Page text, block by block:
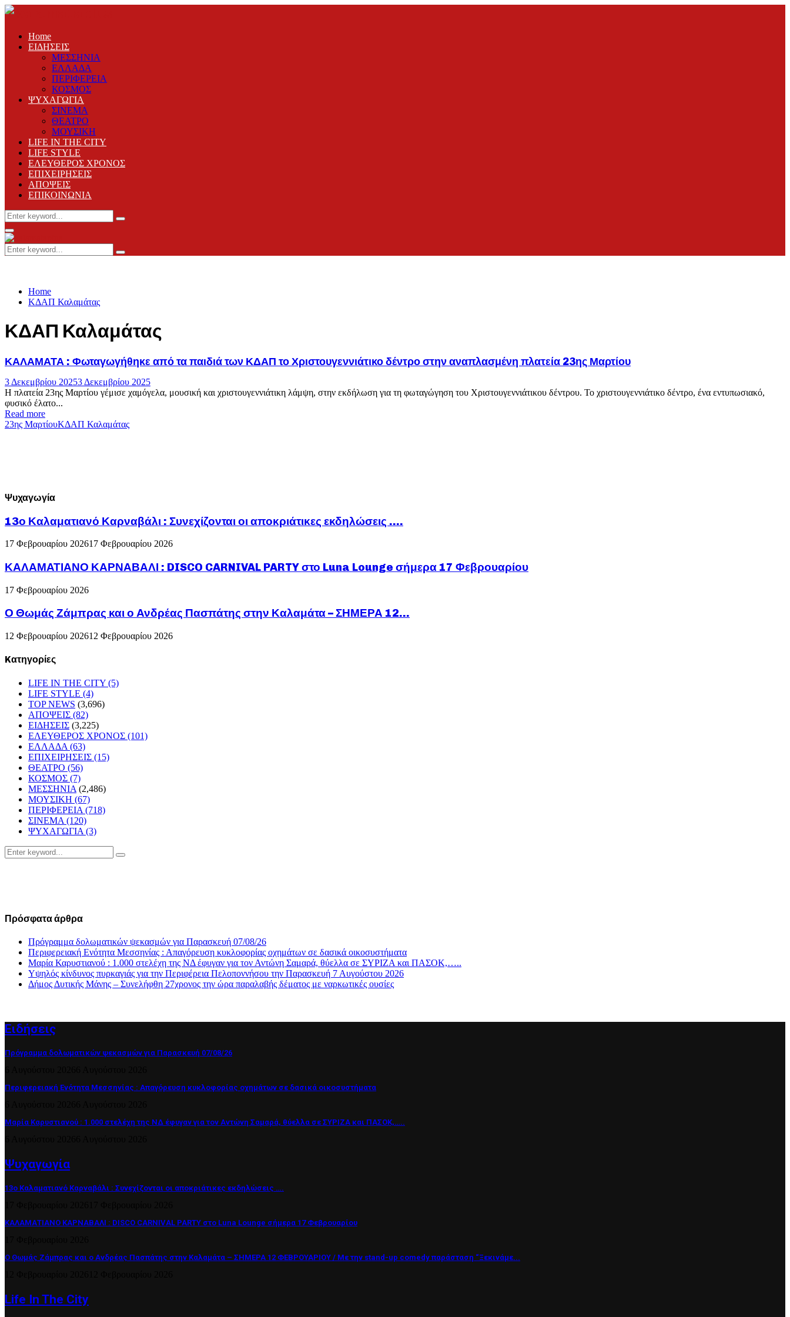
Home
ΕΙΔΗΣΕΙΣ
ΜΕΣΣΗΝΙΑ
ΕΛΛΑΔΑ
ΠΕΡΙΦΕΡΕΙΑ
ΚΟΣΜΟΣ
ΨΥΧΑΓΩΓΙΑ
ΣΙΝΕΜΑ
ΘΕΑΤΡΟ
ΜΟΥΣΙΚΗ
LIFE IN THE CITY
LIFE STYLE
ΕΛΕΥΘΕΡΟΣ ΧΡΟΝΟΣ
ΕΠΙΧΕΙΡΗΣΕΙΣ
ΑΠΟΨΕΙΣ
ΕΠΙΚΟΙΝΩΝΙΑ
Search
for:
Search
Primary
Menu
Search
for:
Search
Home
ΚΔΑΠ Καλαμάτας
ΚΔΑΠ Καλαμάτας
ΚΑΛΑΜΑΤΑ : Φωταγωγήθηκε από τα παιδιά των ΚΔΑΠ το Χριστουγεννιάτικο δέντρο στην αναπλασμένη πλατεία 23ης Μαρτίου
3 Δεκεμβρίου 20253 Δεκεμβρίου 2025
Η πλατεία 23ης Μαρτίου γέμισε χαμόγελα, μουσική και χριστουγεννιάτικη λάμψη, στην εκδήλωση για τη φωταγώγηση του Χριστουγεννιάτικου δέντρου. Το χριστουγεννιάτικο δέντρο, ένα εντυπωσιακό,
φυσικό έλατο...
Read more
23ης ΜαρτίουΚΔΑΠ Καλαμάτας
Ψυχαγωγία
13ο Καλαματιανό Καρναβάλι : Συνεχίζονται οι αποκριάτικες εκδηλώσεις ….
17 Φεβρουαρίου 202617 Φεβρουαρίου 2026
ΚΑΛΑΜΑΤΙΑΝΟ ΚΑΡΝΑΒΑΛΙ : DISCO CARNIVAL PARTY στο Luna Lounge σήμερα 17 Φεβρουαρίου
17 Φεβρουαρίου 2026
Ο Θωμάς Ζάμπρας και ο Ανδρέας Πασπάτης στην Καλαμάτα – ΣΗΜΕΡΑ 12...
12 Φεβρουαρίου 202612 Φεβρουαρίου 2026
Kατηγορίες
LIFE IN THE CITY (5)
LIFE STYLE (4)
TOP NEWS (3,696)
ΑΠΟΨΕΙΣ (82)
ΕΙΔΗΣΕΙΣ (3,225)
ΕΛΕΥΘΕΡΟΣ ΧΡΟΝΟΣ (101)
ΕΛΛΑΔΑ (63)
ΕΠΙΧΕΙΡΗΣΕΙΣ (15)
ΘΕΑΤΡΟ (56)
ΚΟΣΜΟΣ (7)
ΜΕΣΣΗΝΙΑ (2,486)
ΜΟΥΣΙΚΗ (67)
ΠΕΡΙΦΕΡΕΙΑ (718)
ΣΙΝΕΜΑ (120)
ΨΥΧΑΓΩΓΙΑ (3)
Search
for:
Search
Πρόσφατα άρθρα
Πρόγραμμα δολωματικών ψεκασμών για Παρασκευή 07/08/26
Περιφερειακή Ενότητα Μεσσηνίας : Απαγόρευση κυκλοφορίας οχημάτων σε δασικά οικοσυστήματα
Μαρία Καρυστιανού : 1.000 στελέχη της ΝΔ έφυγαν για τον Αντώνη Σαμαρά, θύελλα σε ΣΥΡΙΖΑ και ΠΑΣΟΚ,…..
Υψηλός κίνδυνος πυρκαγιάς για την Περιφέρεια Πελοποννήσου την Παρασκευή 7 Αυγούστου 2026
Δήμος Δυτικής Μάνης – Συνελήφθη 27χρονος την ώρα παραλαβής δέματος με ναρκωτικές ουσίες
Ειδήσεις
Πρόγραμμα δολωματικών ψεκασμών για Παρασκευή 07/08/26
Περιφερειακή Ενότητα Μεσσηνίας : Απαγόρευση κυκλοφορίας οχημάτων σε δασικά οικοσυστήματα
Μαρία Καρυστιανού : 1.000 στελέχη της ΝΔ έφυγαν για τον Αντώνη Σαμαρά, θύελλα σε ΣΥΡΙΖΑ και ΠΑΣΟΚ,…..
Ψυχαγωγία
13ο Καλαματιανό Καρναβάλι : Συνεχίζονται οι αποκριάτικες εκδηλώσεις ….
ΚΑΛΑΜΑΤΙΑΝΟ ΚΑΡΝΑΒΑΛΙ : DISCO CARNIVAL PARTY στο Luna Lounge σήμερα 17 Φεβρουαρίου
Ο Θωμάς Ζάμπρας και ο Ανδρέας Πασπάτης στην Καλαμάτα – ΣΗΜΕΡΑ 12 ΦΕΒΡΟΥΑΡΙΟΥ / Με την stand-up comedy παράσταση “Ξεκινάμε...
Life In The City